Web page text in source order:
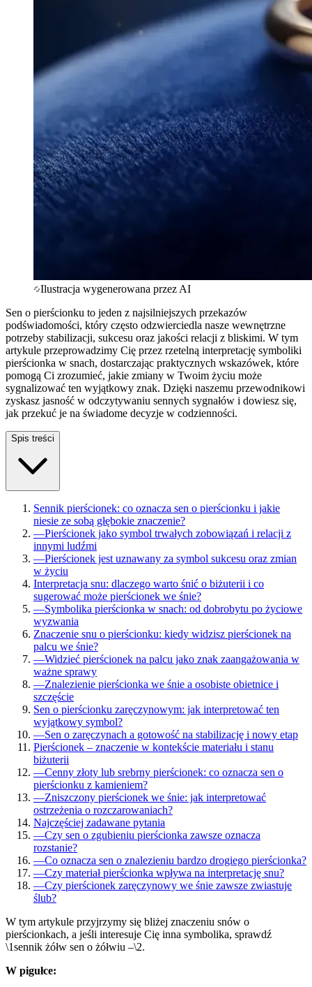
Ilustracja wygenerowana przez AI
Sen o pierścionku to jeden z najsilniejszych przekazów
podświadomości, który często odzwierciedla nasze wewnętrzne
potrzeby stabilizacji, sukcesu oraz jakości relacji z bliskimi. W tym
artykule przeprowadzimy Cię przez rzetelną interpretację symboliki
pierścionka w snach, dostarczając praktycznych wskazówek, które
pomogą Ci zrozumieć, jakie zmiany w Twoim życiu może
sygnalizować ten wyjątkowy znak. Dzięki naszemu przewodnikowi
zyskasz jasność w odczytywaniu sennych sygnałów i dowiesz się,
jak przekuć je na świadome decyzje w codzienności.
Spis treści
Sennik pierścionek: co oznacza sen o pierścionku i jakie
niesie ze sobą głębokie znaczenie?
—Pierścionek jako symbol trwałych zobowiązań i relacji z
innymi ludźmi
—Pierścionek jest uznawany za symbol sukcesu oraz zmian
w życiu
Interpretacja snu: dlaczego warto śnić o biżuterii i co
sugerować może pierścionek we śnie?
—Symbolika pierścionka w snach: od dobrobytu po życiowe
wyzwania
Znaczenie snu o pierścionku: kiedy widzisz pierścionek na
palcu we śnie?
—Widzieć pierścionek na palcu jako znak zaangażowania w
ważne sprawy
—Znalezienie pierścionka we śnie a osobiste obietnice i
szczęście
Sen o pierścionku zaręczynowym: jak interpretować ten
wyjątkowy symbol?
—Sen o zaręczynach a gotowość na stabilizację i nowy etap
Pierścionek – znaczenie w kontekście materiału i stanu
biżuterii
—Cenny złoty lub srebrny pierścionek: co oznacza sen o
pierścionku z kamieniem?
—Zniszczony pierścionek we śnie: jak interpretować
ostrzeżenia o rozczarowaniach?
Najczęściej zadawane pytania
—Czy sen o zgubieniu pierścionka zawsze oznacza
rozstanie?
—Co oznacza sen o znalezieniu bardzo drogiego pierścionka?
—Czy materiał pierścionka wpływa na interpretację snu?
—Czy pierścionek zaręczynowy we śnie zawsze zwiastuje
ślub?
W tym artykule przyjrzymy się bliżej znaczeniu snów o
pierścionkach, a jeśli interesuje Cię inna symbolika, sprawdź
\1sennik żółw sen o żółwiu –\2.
W pigułce: